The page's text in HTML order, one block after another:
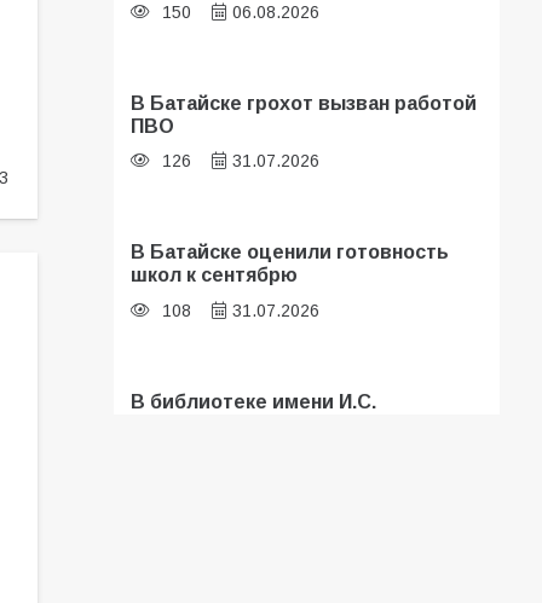
150 06.08.2026
В Батайске грохот вызван работой
ПВО
126 31.07.2026
В Батайске оценили готовность
школ к сентябрю
108 31.07.2026
В библиотеке имени И.С.